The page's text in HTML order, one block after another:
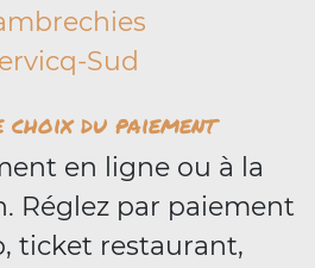
Sud
choix du paiement
en ligne ou à la
Réglez par paiement
ticket restaurant,